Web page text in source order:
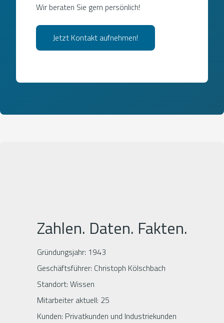
Wir beraten Sie gern persönlich!
Jetzt Kontakt aufnehmen!
Zahlen. Daten. Fakten.
Gründungsjahr: 1943
Geschäftsführer: Christoph Kölschbach
Standort: Wissen
Mitarbeiter aktuell: 25
Kunden: Privatkunden und Industriekunden